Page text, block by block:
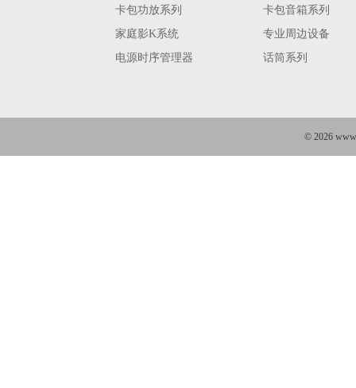
卡包功放系列
卡包音箱系列
家庭影K系统
专业周边设备
电源时序管理器
话筒系列
© 2026